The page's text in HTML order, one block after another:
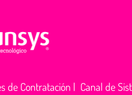
de Contratación | Canal de